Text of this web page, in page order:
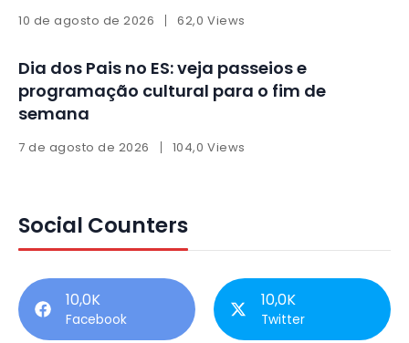
10 de agosto de 2026 62,0 Views
Dia dos Pais no ES: veja passeios e
programação cultural para o fim de
semana
7 de agosto de 2026 104,0 Views
Social Counters
10,0K
Facebook
10,0K
Twitter